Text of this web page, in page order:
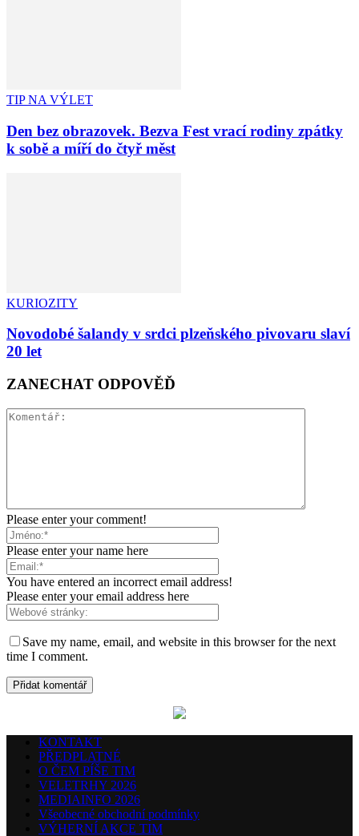
TIP NA VÝLET
Den bez obrazovek. Bezva Fest vrací rodiny zpátky
k sobě a míří do čtyř měst
KURIOZITY
Novodobé šalandy v srdci plzeňského pivovaru slaví
20 let
ZANECHAT ODPOVĚĎ
Please enter your comment!
Please enter your name here
You have entered an incorrect email address!
Please enter your email address here
Save my name, email, and website in this browser for the next
time I comment.
KONTAKT
PŘEDPLATNÉ
O ČEM PÍŠE TIM
VELETRHY 2026
MEDIAINFO 2026
Všeobecné obchodní podmínky
VÝHERNÍ AKCE TIM